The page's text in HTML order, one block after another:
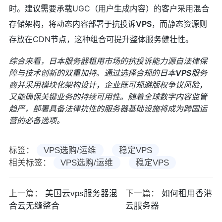
时。建议需要承载UGC（用户生成内容）的客户采用混合
存储架构，将动态内容部署于抗投诉VPS，而静态资源则
存放在CDN节点，这种组合可提升整体服务健壮性。
综合来看，日本服务器租用市场的抗投诉能力源自法律保
障与技术创新的双重加持。通过选择合规的日本VPS服务
商并采用模块化架构设计，企业既可规避版权争议风险，
又能确保关键业务的持续可用性。随着全球数字内容监管
趋严，部署具备法律抗性的服务器基础设施将成为跨国运
营的必备选项。
标签： VPS选购/运维
稳定VPS
相关标签：
VPS选购/运维 稳定VPS
上一篇：
美国云vps服务器混
合云无缝整合
下一篇：
如何租用香港
云服务器